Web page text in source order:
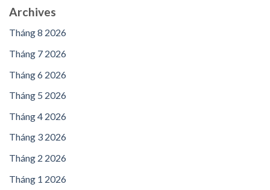
Archives
Tháng 8 2026
Tháng 7 2026
Tháng 6 2026
Tháng 5 2026
Tháng 4 2026
Tháng 3 2026
Tháng 2 2026
Tháng 1 2026